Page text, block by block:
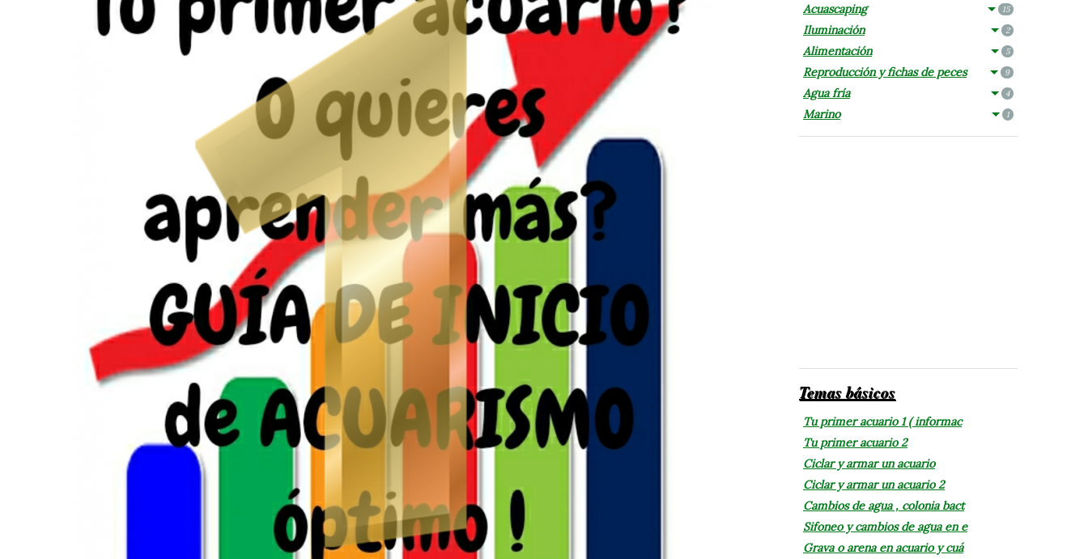
Acuascaping 15
Iluminación 2
Alimentación 5
Reproducción y fichas de peces 9
Agua fría 4
Marino 1
Temas básicos
Tu primer acuario 1 ( informac
Tu primer acuario 2
Ciclar y armar un acuario
Ciclar y armar un acuario 2
Cambios de agua , colonia bact
Sifoneo y cambios de agua en e
Grava o arena en acuario y cuá